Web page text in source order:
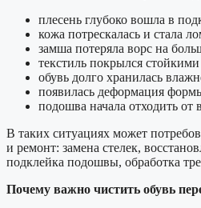
плесень глубоко вошла в
кожа потрескалась и стала
замша потеряла ворс на
текстиль покрылся
обувь долго хранилась
появилась деформация
подошва начала отходить от
В таких ситуациях может
и ремонт: замена стелек,
подклейка подошвы, обработка
Почему важно чистить обувь